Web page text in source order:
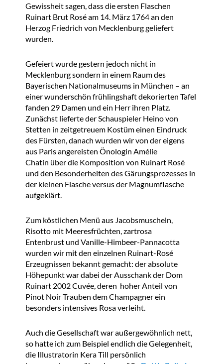
Gewissheit sagen, dass die ersten Flaschen
Ruinart Brut Rosé am 14. März 1764 an den
Herzog Friedrich von Mecklenburg geliefert
wurden.
Gefeiert wurde gestern jedoch nicht in
Mecklenburg sondern in einem Raum des
Bayerischen Nationalmuseums in München – an
einer wunderschön frühlingshaft dekorierten Tafel
fanden 29 Damen und ein Herr ihren Platz.
Zunächst lieferte der Schauspieler Heino von
Stetten in zeitgetreuem Kostüm einen Eindruck
des Fürsten, danach wurden wir von der eigens
aus Paris angereisten Önologin Amélie
Chatin über die Komposition von Ruinart Rosé
und den Besonderheiten des Gärungsprozesses in
der kleinen Flasche versus der Magnumflasche
aufgeklärt.
Zum köstlichen Menü aus Jacobsmuscheln,
Risotto mit Meeresfrüchten, zartrosa
Entenbrust und Vanille-Himbeer-Pannacotta
wurden wir mit den einzelnen Ruinart-Rosé
Erzeugnissen bekannt gemacht: der absolute
Höhepunkt war dabei der Ausschank der Dom
Ruinart 2002 Cuvée, deren hoher Anteil von
Pinot Noir Trauben dem Champagner ein
besonders intensives Rosa verleiht.
Auch die Gesellschaft war außergewöhnlich nett,
so hatte ich zum Beispiel endlich die Gelegenheit,
die Illustratorin Kera Till persönlich